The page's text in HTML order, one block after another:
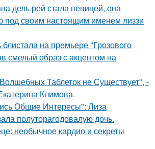
дель рей стала певицей, она
под своим настоящим именем лиззи
на премьере "Грозового
смелый образ с акцентом на
Таблеток не Существует", -
Климова.
Общие Интересы": Лиза
полуторагодовалую дочь.
необычное кардио и секреты